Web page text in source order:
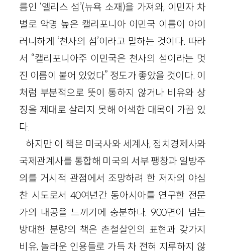
름인 ‘엘리스 섬’(뉴욕 소재)을 가져와, 이민자 차
별로 악명 높은 캘리포니아 이민국 이름이 아이
러니하게 ‘천사의 섬’이라고 말하는 것이다. 따라
서 “캘리포니아주 이민국은 천사의 섬이라는 멋
진 이름이 붙어 있었다” 정도가 좋았을 것이다. 이
처럼 부분적으로 뜻이 통하지 않거나 비유와 상
징을 제대로 살리지 못해 어색한 대목이 가끔 있
다.
하지만 이 책은 미국사와 세계사, 정치경제사와
국제관계사를 통합해 미국의 서부 팽창과 일방주
의를 거시적 관점에서 조망하려 한 저자의 야심
찬 시도로서 40여년간 동아시아를 연구한 전문
가의 내공을 느끼기에 충분하다. 900면이 넘는
방대한 분량의 책은 촌철살인의 표현과 갖가지
비유, 놀라운 인용들로 가득 차 전혀 지루하지 않